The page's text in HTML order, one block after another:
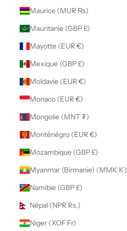
Maurice (MUR ₨)
Mauritanie (GBP £)
Mayotte (EUR €)
Mexique (GBP £)
Moldavie (EUR €)
Monaco (EUR €)
Mongolie (MNT ₮)
Monténégro (EUR €)
Mozambique (GBP £)
Myanmar (Birmanie) (MMK K)
Namibie (GBP £)
Népal (NPR Rs.)
Niger (XOF Fr)